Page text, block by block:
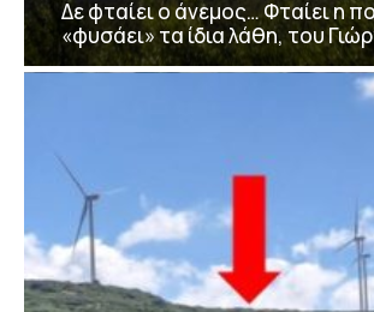
Δε φταίει ο άνεμος… Φταίει η
«φυσάει» τα ίδια λάθη, του